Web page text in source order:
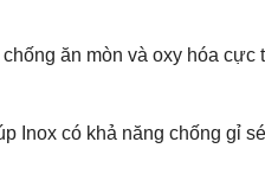
ăn mòn và oxy hóa
Inox có khả năng chống gỉ